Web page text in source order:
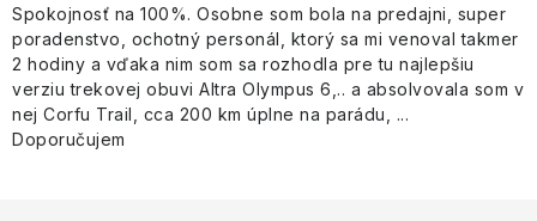
Spokojnosť na 100%. Osobne som bola na predajni, super
poradenstvo, ochotný personál, ktorý sa mi venoval takmer
2 hodiny a vďaka nim som sa rozhodla pre tu najlepšiu
verziu trekovej obuvi Altra Olympus 6,.. a absolvovala som v
nej Corfu Trail, cca 200 km úplne na parádu, ...
Doporučujem